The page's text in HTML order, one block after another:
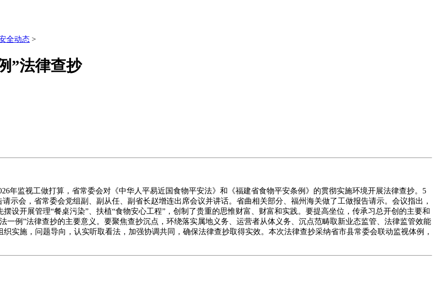
全动态 >
”法律查抄
监视工做打算，省常委会对《中华人平易近国食物平安法》和《福建省食物平安条例》的贯彻实施环境开展法律查抄。5
示会，省常委会党组副、副从任、副省长赵增连出席会议并讲话。省曲相关部分、福州海关做了工做报告请示。会议指出，
设开展管理“餐桌污染”、扶植“食物安心工程”，创制了贵重的思惟财富、财富和实践。要提高坐位，传承习总开创的主要和
一例”法律查抄的主要意义。要聚焦查抄沉点，环绕落实属地义务、运营者从体义务、沉点范畴取新业态监管、法律监管效能
实施，问题导向，认实听取看法，加强协调共同，确保法律查抄取得实效。本次法律查抄采纳省市县常委会联动监视体例，